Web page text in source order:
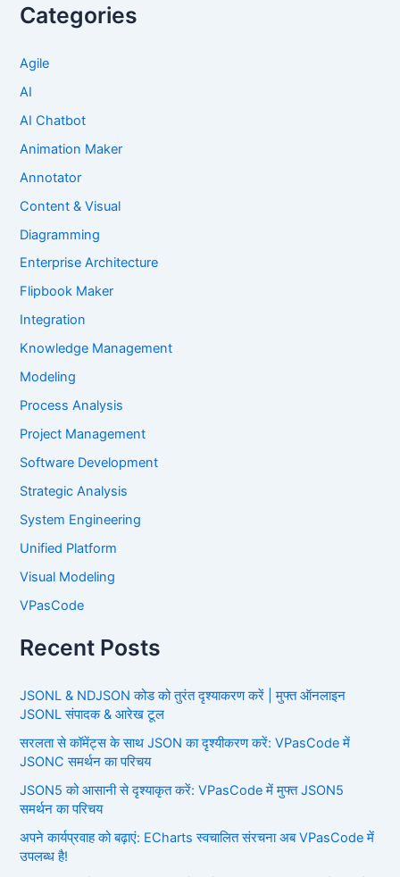
Categories
Agile
AI
AI Chatbot
Animation Maker
Annotator
Content & Visual
Diagramming
Enterprise Architecture
Flipbook Maker
Integration
Knowledge Management
Modeling
Process Analysis
Project Management
Software Development
Strategic Analysis
System Engineering
Unified Platform
Visual Modeling
VPasCode
Recent Posts
JSONL & NDJSON कोड को तुरंत दृश्याकरण करें | मुफ्त ऑनलाइन
JSONL संपादक & आरेख टूल
सरलता से कॉमेंट्स के साथ JSON का दृश्यीकरण करें: VPasCode में
JSONC समर्थन का परिचय
JSON5 को आसानी से दृश्याकृत करें: VPasCode में मुफ्त JSON5
समर्थन का परिचय
अपने कार्यप्रवाह को बढ़ाएं: ECharts स्वचालित संरचना अब VPasCode में
उपलब्ध है!